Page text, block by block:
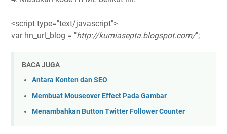
<script type="text/javascript">
var hn_url_blog = "http://kurniasepta.blogspot.com/";
BACA JUGA
Antara Konten dan SEO
Membuat Mouseover Effect Pada Gambar
Menambahkan Button Twitter Follower Counter